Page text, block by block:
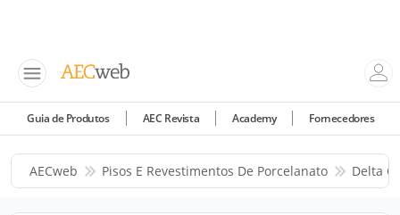
Guia de Produtos AEC Revista Academy Fornecedores
AECweb Pisos E Revestimentos De Porcelanato Delta